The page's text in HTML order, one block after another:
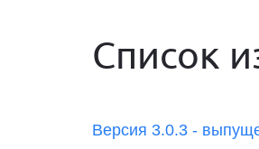
Список
Версия 3.0.3 -